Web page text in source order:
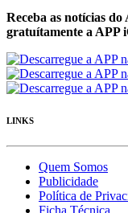
Receba as notícias
gratuítamente a APP
LINKS
Quem Somos
Publicidade
Política de